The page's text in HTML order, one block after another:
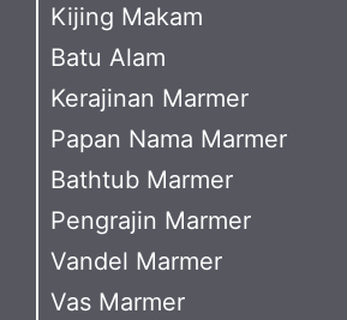
Kijing Makam
Batu Alam
Kerajinan Marmer
Papan Nama Marmer
Bathtub Marmer
Pengrajin Marmer
Vandel Marmer
Vas Marmer